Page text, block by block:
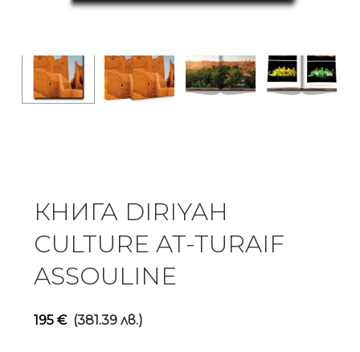
КНИГА DIRIYAH
CULTURE AT-TURAIF
ASSOULINE
195 € (381.39 лв.)